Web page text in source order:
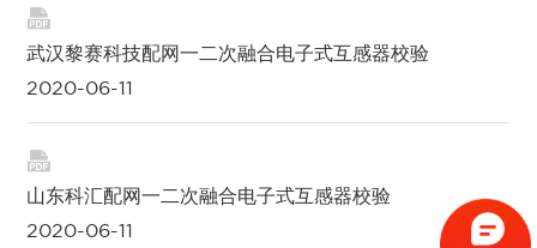

武汉黎赛科技配网一二次融合电子式互感器校验
2020-06-11

山东科汇配网一二次融合电子式互感器校验
2020-06-11